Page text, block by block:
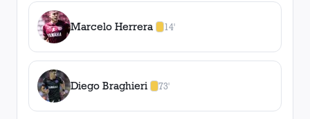
Marcelo Herrera 14'
1amarilla
Diego Braghieri 73'
1amarilla